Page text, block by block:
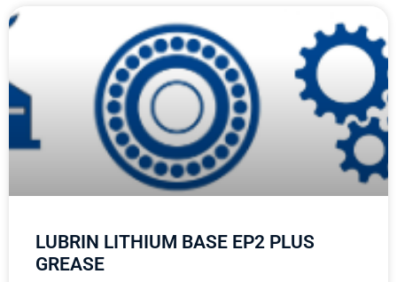
LUBRIN LITHIUM BASE EP2 PLUS
GREASE